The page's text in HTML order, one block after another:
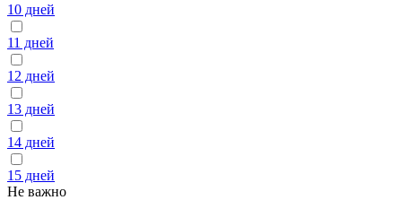
10 дней
11 дней
12 дней
13 дней
14 дней
15 дней
Не важно